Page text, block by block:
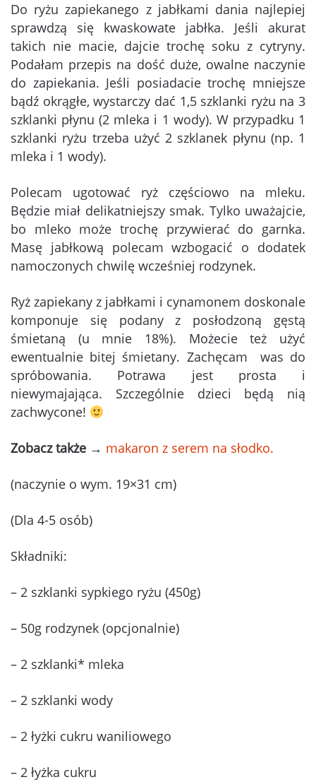
Do ryżu zapiekanego z jabłkami dania najlepiej
sprawdzą się kwaskowate jabłka. Jeśli akurat
takich nie macie, dajcie trochę soku z cytryny.
Podałam przepis na dość duże, owalne naczynie
do zapiekania. Jeśli posiadacie trochę mniejsze
bądź okrągłe, wystarczy dać 1,5 szklanki ryżu na 3
szklanki płynu (2 mleka i 1 wody). W przypadku 1
szklanki ryżu trzeba użyć 2 szklanek płynu (np. 1
mleka i 1 wody).
Polecam ugotować ryż częściowo na mleku.
Będzie miał delikatniejszy smak. Tylko uważajcie,
bo mleko może trochę przywierać do garnka.
Masę jabłkową polecam wzbogacić o dodatek
namoczonych chwilę wcześniej rodzynek.
Ryż zapiekany z jabłkami i cynamonem doskonale
komponuje się podany z posłodzoną gęstą
śmietaną (u mnie 18%). Możecie też użyć
ewentualnie bitej śmietany. Zachęcam was do
spróbowania. Potrawa jest prosta i
niewymajająca. Szczególnie dzieci będą nią
zachwycone!
Zobacz także → makaron z serem na słodko.
(naczynie o wym. 19×31 cm)
(Dla 4-5 osób)
Składniki:
– 2 szklanki sypkiego ryżu (450g)
– 50g rodzynek (opcjonalnie)
– 2 szklanki* mleka
– 2 szklanki wody
– 2 łyżki cukru waniliowego
– 2 łyżka cukru